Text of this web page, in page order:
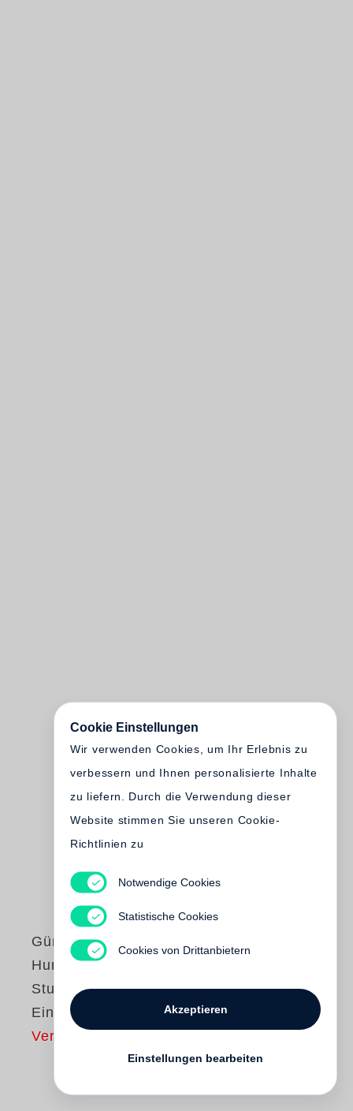
Günter Grass
Hundejahre /
Studienausgabe in
Einzelbänden
Vergriffen
Cookie Einstellungen
Wir verwenden Cookies, um Ihr Erlebnis zu
verbessern und Ihnen personalisierte Inhalte
zu liefern. Durch die Verwendung dieser
Website stimmen Sie unseren Cookie-
Richtlinien zu
Notwendige Cookies
Statistische Cookies
Cookies von Drittanbietern
Akzeptieren
Einstellungen bearbeiten